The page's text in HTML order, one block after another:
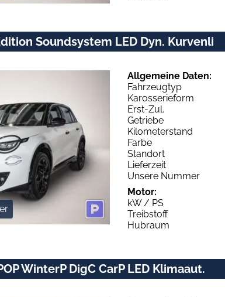
Soundsystem LED Dyn. Kurvenli
Allgemeine Daten:
Fahrzeugtyp
Karosserieform
Erst-Zul.
Getriebe
Kilometerstand
Farbe
Standort
Lieferzeit
Unsere Nummer
Motor:
kW / PS
Treibstoff
Hubraum
WinterP DigC CarP LED Klimaaut.